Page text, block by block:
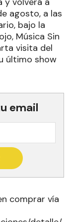
agosto, a las
bajo la
Música Sin
visita del
último show
email
comprar vía